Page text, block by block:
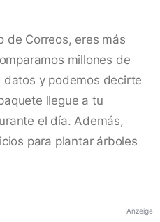
de Correos, eres más
millones de
datos y podemos decirte
llegue a tu
el día. Además,
para plantar árboles
Anzeige